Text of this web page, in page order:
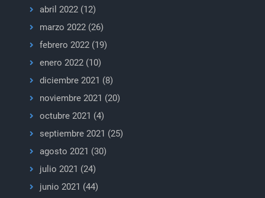
abril 2022(12)
marzo 2022(26)
febrero 2022(19)
enero 2022(10)
diciembre 2021 (8)
noviembre 2021 (20)
octubre 2021 (4)
septiembre 2021 (25)
agosto 2021 (30)
julio 2021 (24)
junio 2021 (44)